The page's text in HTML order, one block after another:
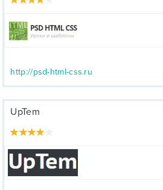
http://psd-html-css.ru
UpTem